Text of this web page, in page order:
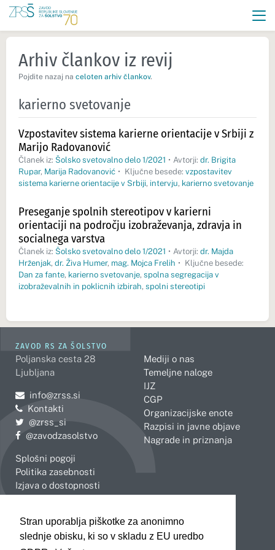
Stran uporablja piškotke za anonimno
slednje obisku, ki so v skladu z EU uredbo
Arhiv člankov iz revij
Pojdite nazaj na celoten arhiv člankov.
karierno svetovanje
Vzpostavitev sistema karierne orientacije v Srbiji z
Marijo Radovanović
Članek iz: Šolsko svetovalno delo 1/2021 • Avtorji: dr. Brigita
Rupar, Marija Radovanović • Ključne besede: vzpostavitev
sistema karierne orientacije v Srbiji, intervju, karierno svetovanje
Preseganje spolnih stereotipov v karierni
orientaciji na področju izobraževanja, zdravja in
socialnega varstva
Članek iz: Šolsko svetovalno delo 1/2021 • Avtorji: dr. Majda
Hrženjak, dr. Živa Humer, mag. Mojca Frelih • Ključne besede:
Dan za fante, karierno svetovanje, spolna segregacija v
izobraževalnih in poklicnih izbirah, spolni stereotipi
ZAVOD RS ZA ŠOLSTVO
Poljanska cesta 28
Ljubljana
Pošljite e-mail na
info@zrss.si
Kontakti
Pojdite na Twitter:
@zrss_si
Pojdite na Facebook:
@zavodzasolstvo
Splošni pogoji
Politika zasebnosti
Izjava o dostopnosti
Mediji o nas
Temeljne naloge
IJZ
CGP
Organizacijske enote
Razpisi in javne objave
Nagrade in priznanja
Celje
Koper
Novo mesto
Slovenj Gradec